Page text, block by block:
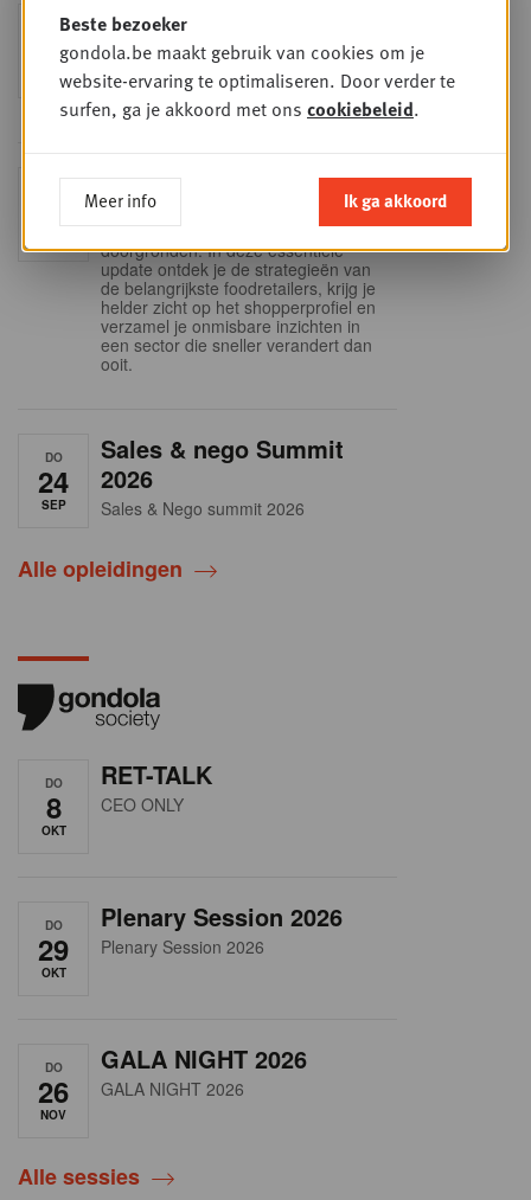
WOE
9
SEP
Foodservice - Joint
business planning
Intro to Negotiation: Succes aan de
onderhandelingstafel is geen toeval!
15
Into Retail - Sold out
Mis deze unieke kans niet om het
Belgische retaillandschap volledig te
doorgronden. In deze essentiële
update ontdek je de strategieën van
de belangrijkste foodretailers, krijg je
helder zicht op het shopperprofiel en
verzamel je onmisbare inzichten in
een sector die sneller verandert dan
ooit.
DO
24
SEP
Sales & nego Summit
2026
Sales & Nego summit 2026
Alle opleidingen
DO
8
OKT
RET-TALK
CEO ONLY
DO
29
OKT
Plenary Session 2026
Plenary Session 2026
DO
26
NOV
GALA NIGHT 2026
GALA NIGHT 2026
Alle sessies
Beste bezoeker
gondola.be maakt gebruik van cookies om je
website-ervaring te optimaliseren. Door verder te
surfen, ga je akkoord met ons cookiebeleid.
Meer info Ik ga akkoord